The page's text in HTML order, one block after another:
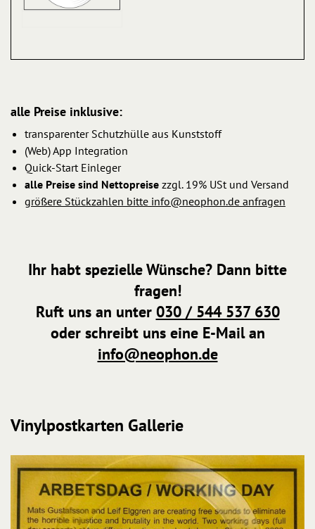
alle Preise inklusive:
transparenter Schutzhülle aus Kunststoff
(Web) App Integration
Quick-Start Einleger
alle Preise sind Nettopreise zzgl. 19% USt und Versand
größere Stückzahlen bitte info@neophon.de anfragen
Ihr habt spezielle Wünsche? Dann bitte
fragen!
Ruft uns an unter 030 / 544 537 630
oder schreibt uns eine E-Mail an
info@neophon.de
Vinylpostkarten Gallerie